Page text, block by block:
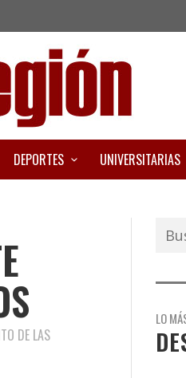
DEPORTES UNIVERSITARIAS
DE LAS
LO